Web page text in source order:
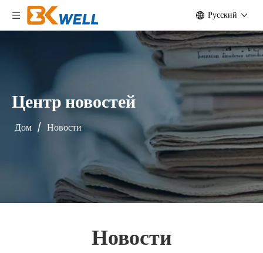
Pусский
Центр новостей
Дом / Новости
Новости